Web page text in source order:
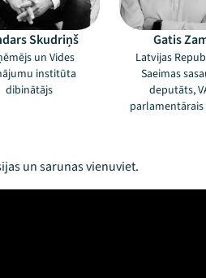
Skudriņš
un Vides
institūta
dibinātājs
Gatis
Latvijas
Saeimas
deputāts,
un sarunas vienuviet.